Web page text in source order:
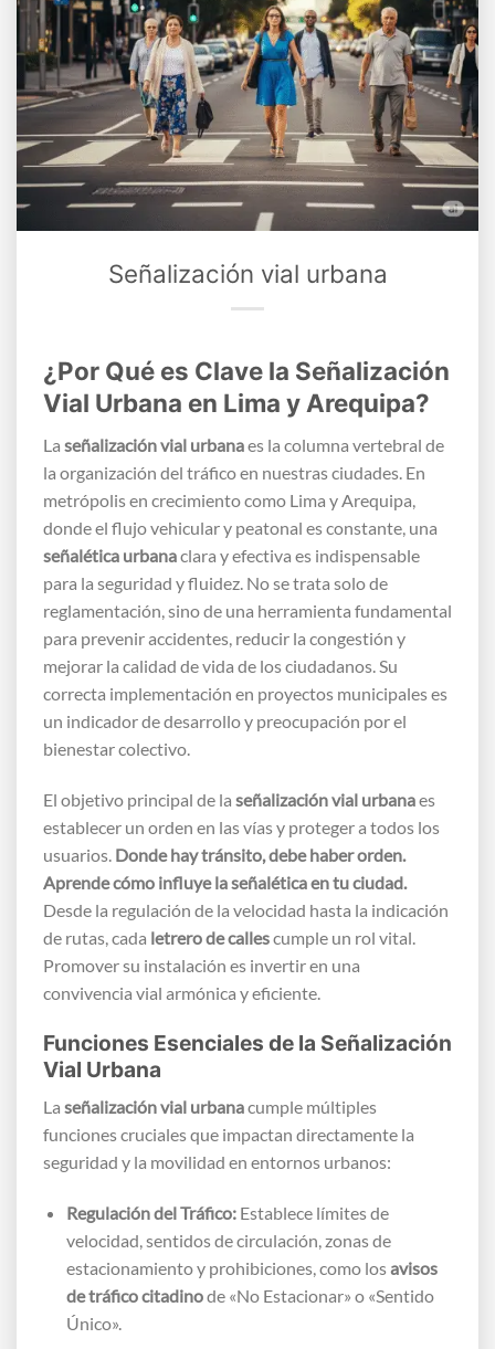
Señalización vial urbana
¿Por Qué es Clave la Señalización
Vial Urbana en Lima y Arequipa?
La señalización vial urbanaes la columna vertebral de
la organización del tráfico en nuestras ciudades. En
metrópolis en crecimiento como Lima y Arequipa,
donde el flujo vehicular y peatonal es constante, una
señalética urbanaclara y efectiva es indispensable
para la seguridad y fluidez. No se trata solo de
reglamentación, sino de una herramienta fundamental
para prevenir accidentes, reducir la congestión y
mejorar la calidad de vida de los ciudadanos. Su
correcta implementación en proyectos municipales es
un indicador de desarrollo y preocupación por el
bienestar colectivo.
El objetivo principal de la señalización vial urbanaes
establecer un orden en las vías y proteger a todos los
usuarios. Donde hay tránsito, debe haber orden.
Aprende cómo influye la señalética en tu ciudad.
Desde la regulación de la velocidad hasta la indicación
de rutas, cada letrero de callescumple un rol vital.
Promover su instalación es invertir en una
convivencia vial armónica y eficiente.
Funciones Esenciales de la Señalización
Vial Urbana
La señalización vial urbanacumple múltiples
funciones cruciales que impactan directamente la
seguridad y la movilidad en entornos urbanos:
Regulación del Tráfico:Establece límites de
velocidad, sentidos de circulación, zonas de
estacionamiento y prohibiciones, como losavisos
de tráfico citadinode «No Estacionar» o «Sentido
Único».